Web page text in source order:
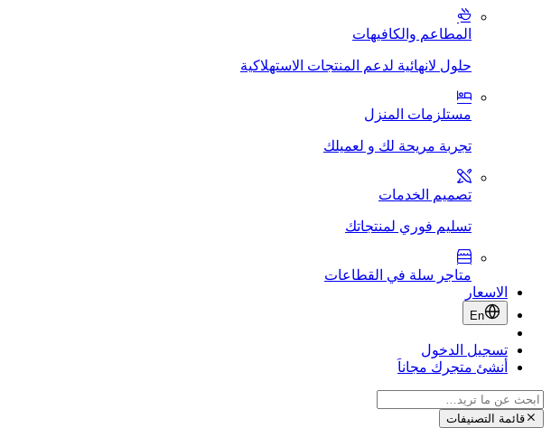
المطاعم والكافيهات
حلول لانهائية لدعم المنتجات الاستهلاكية
مستلزمات المنزل
تجربة مريحة لك و لعميلك
تصميم الخدمات
تسليم فوري لمنتجاتك
متاجر سلة في القطاعات
الاسعار
En
تسجيل الدخول
أنشئ متجرك مجاناَ
قائمة التصنيفات